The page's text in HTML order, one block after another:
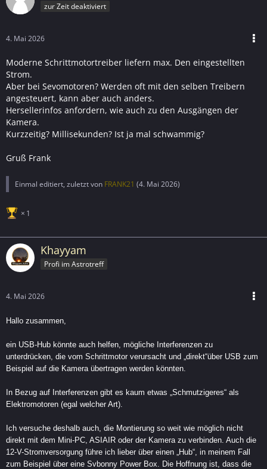
aber meist nur Millisekunden bis Sekunden dauern
Reset/Disconnect
Besser:
aktiver USB-Hub mit eigener Stromversorgung
oder USB-Port mit mehr Reserve (USB 3.x / powered
hub)
zur Zeit deaktiviert
4. Mai 2026
Moderne Schrittmotortreiber liefern max. Den eingestellten
Strom.
Aber bei Sevomotoren? Werden oft mit den selben Treibern
angesteuert, kann aber auch anders.
Hersellerinfos anfordern, wie auch zu den Ausgängen der
Kamera.
Kurzzeitig? Millisekunden? Ist ja mal schwammig?
Gruß Frank
Einmal editiert, zuletzt von FRANK21 (4. Mai 2026)
1
Khayyam
Profi im Astrotreff
4. Mai 2026
Hallo zusammen,
ein USB-Hub könnte auch helfen, mögliche Interferenzen zu
unterdrücken, die vom Schrittmotor verursacht und „direkt“über USB zum
Beispiel auf die Kamera übertragen werden könnten.
In Bezug auf Interferenzen gibt es kaum etwas „Schmutzigeres“ als
Elektromotoren (egal welcher Art).
Ich versuche deshalb auch, die Montierung so weit wie möglich nicht
direkt mit dem Mini-PC, ASIAIR oder der Kamera zu verbinden. Auch die
12-V-Stromversorgung führe ich lieber über einen „Hub“, in meinem Fall
zum Beispiel über eine Svbonny Power Box. Die Hoffnung ist, dass die